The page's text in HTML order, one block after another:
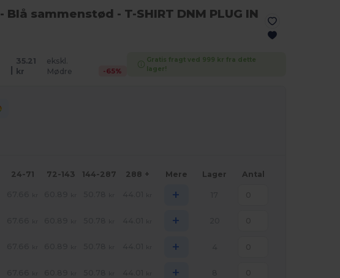
- Blå sammenstød - T-SHIRT DNM PLUG IN
|
35.21
kr
ekskl.
Mødre
-65%
Gratis fragt ved 999 kr fra dette
lager!
24-71 72-143 144-287 288 + Mere Lager Antal
+
+
+
+